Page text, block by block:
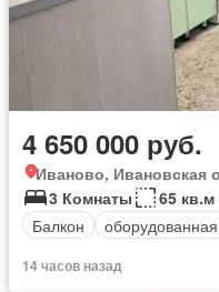
4 650 000 руб.
Иваново, Ивановская
3 Комнаты
65 кв.м
Балкон
14 часов назад